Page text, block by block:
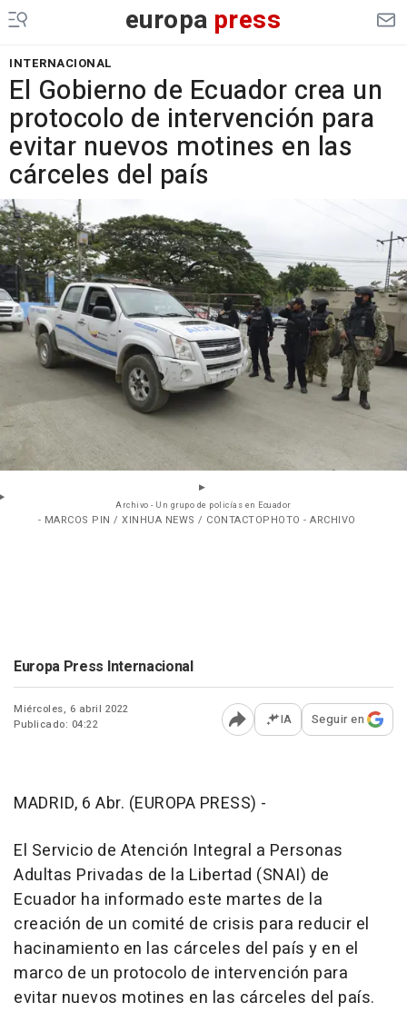
europa press
INTERNACIONAL
El Gobierno de Ecuador crea un
protocolo de intervención para
evitar nuevos motines en las
cárceles del país
Archivo - Un grupo de policías en Ecuador
- MARCOS PIN / XINHUA NEWS / CONTACTOPHOTO - ARCHIVO
Europa Press Internacional
Miércoles, 6 abril 2022
Publicado: 04:22
Abrir opciones para
IA Seguir en
MADRID, 6 Abr. (EUROPA PRESS) -
El Servicio de Atención Integral a Personas
Adultas Privadas de la Libertad (SNAI) de
Ecuador ha informado este martes de la
creación de un comité de crisis para reducir el
hacinamiento en las cárceles del país y en el
marco de un protocolo de intervención para
evitar nuevos motines en las cárceles del país.